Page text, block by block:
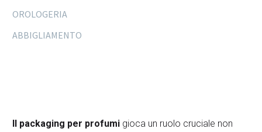
Il packaging per profumi gioca un ruolo cruciale non
OROLOGERIA
ABBIGLIAMENTO